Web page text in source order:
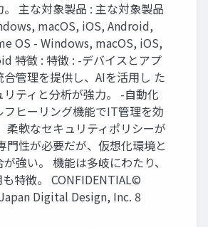
。 主な対象製品 : 主な対象製品
macOS, iOS, Android,
OS - Windows, macOS, iOS,
特徴 : 特徴 : -デバイスとアプ
合管理を提供し、AIを活用し た
リティと分析が強力。 -自動化
フヒーリング機能でIT管理を効
柔軟なセキュリティポリシーが
門性が必要だが、仮想化環境と
が強い。 機能は多岐にわたり、
特徴。 CONFIDENTIAL©
Digital Design, Inc. 8